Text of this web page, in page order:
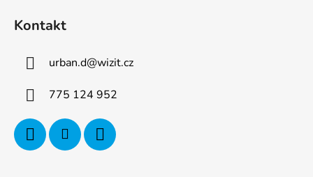
Kontakt
urban.d@wizit.cz
775 124 952